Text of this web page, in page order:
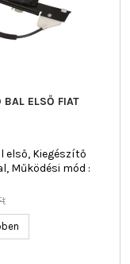
ELSŐ FIAT
első, Kiegészítő
Működési mód :